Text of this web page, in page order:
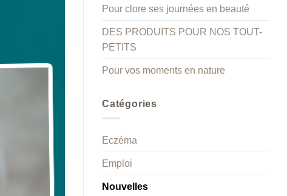
Pour clore ses journées en beauté
DES PRODUITS POUR NOS TOUT-
PETITS
Pour vos moments en nature
Catégories
Eczéma
Emploi
Nouvelles